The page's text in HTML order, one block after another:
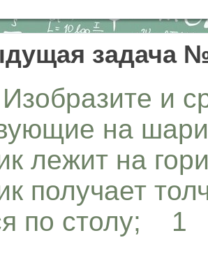
задача
и
на
лежит на
получает
по столу;